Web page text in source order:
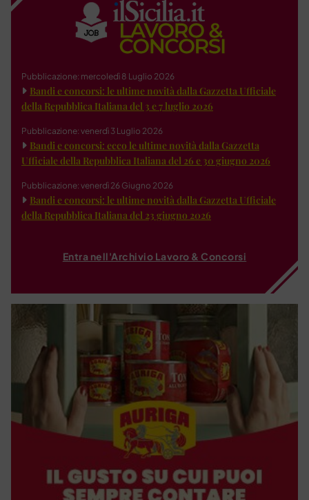
Pubblicazione: mercoledì 8 Luglio 2026
Bandi e concorsi: le ultime novità dalla Gazzetta Ufficiale
della Repubblica Italiana del 3 e 7 luglio 2026
Pubblicazione: venerdì 3 Luglio 2026
Bandi e concorsi: ecco le ultime novità dalla Gazzetta
Ufficiale della Repubblica Italiana del 26 e 30 giugno 2026
Pubblicazione: venerdì 26 Giugno 2026
Bandi e concorsi: le ultime novità dalla Gazzetta Ufficiale
della Repubblica Italiana del 23 giugno 2026
Entra nell'Archivio Lavoro & Concorsi